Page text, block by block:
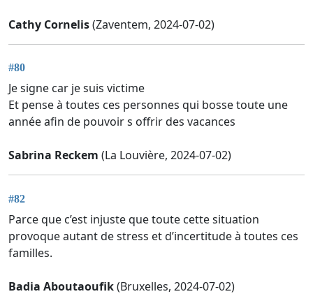
Cathy Cornelis(Zaventem, 2024-07-02)
#80
Je signe car je suis victime
Et pense à toutes ces personnes qui bosse toute une
année afin de pouvoir s offrir des vacances
Sabrina Reckem (La Louvière, 2024-07-02)
#82
Parce que c’est injuste que toute cette situation
provoque autant de stress et d’incertitude à toutes ces
familles.
Badia Aboutaoufik(Bruxelles, 2024-07-02)